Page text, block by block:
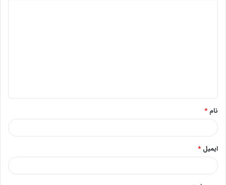
*
نام *
ایمیل *